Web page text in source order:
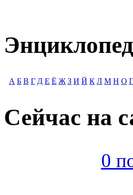
А Б В Г Д Е Ё Ж З И Й К Л М Н О
Сейчас на
0